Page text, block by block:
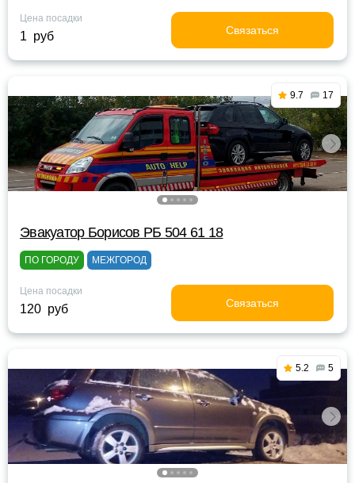
Цена посадки
1 руб Связаться
9.7 17
Эвакуатор Борисов РБ 504 61 18
ПО ГОРОДУ МЕЖГОРОД
Цена посадки
120 руб Связаться
5.2 5